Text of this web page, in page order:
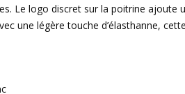
Le logo discret sur la poitrine ajoute
une légère touche d’élasthanne,